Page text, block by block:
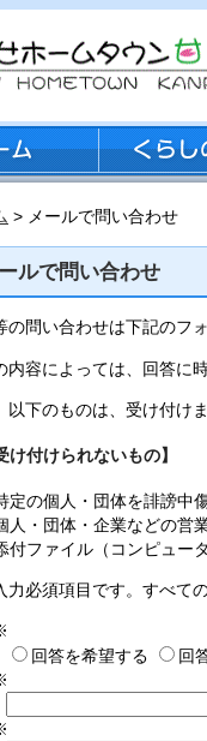
> メールで問い合わせ
ルで問い合わせ
の問い合わせは下記のフ
内容によっては、回答に
以下のものは、受け付け
け付けられないもの】
定の個人・団体を誹謗中
人・団体・企業などの営
付ファイル（コンピュー
必須項目です。すべて
回答を希望する
回